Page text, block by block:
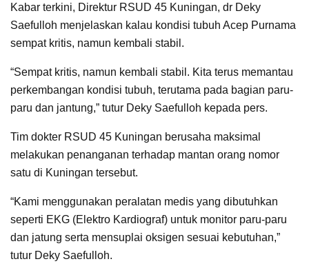
Kabar terkini, Direktur RSUD 45 Kuningan, dr Deky
Saefulloh menjelaskan kalau kondisi tubuh Acep Purnama
sempat kritis, namun kembali stabil.
“Sempat kritis, namun kembali stabil. Kita terus memantau
perkembangan kondisi tubuh, terutama pada bagian paru-
paru dan jantung,” tutur Deky Saefulloh kepada pers.
Tim dokter RSUD 45 Kuningan berusaha maksimal
melakukan penanganan terhadap mantan orang nomor
satu di Kuningan tersebut.
“Kami menggunakan peralatan medis yang dibutuhkan
seperti EKG (Elektro Kardiograf) untuk monitor paru-paru
dan jatung serta mensuplai oksigen sesuai kebutuhan,”
tutur Deky Saefulloh.